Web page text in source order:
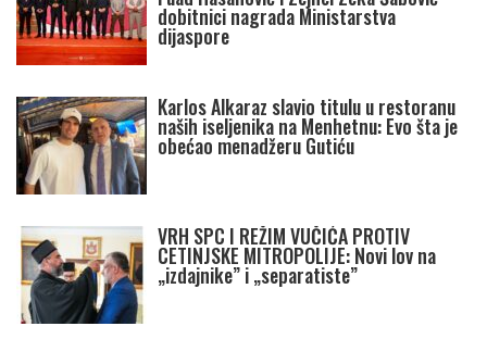
dobitnici nagrada Ministarstva
dijaspore
Karlos Alkaraz slavio titulu u restoranu
naših iseljenika na Menhetnu: Evo šta je
obećao menadžeru Gutiću
VRH SPC I REŽIM VUČIĆA PROTIV
CETINJSKE MITROPOLIJE: Novi lov na
„izdajnike” i „separatiste”